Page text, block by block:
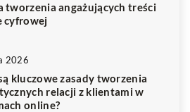
tworzenia angażujących treści
cyfrowej
2026
kluczowe zasady tworzenia
relacji z klientami w
online?